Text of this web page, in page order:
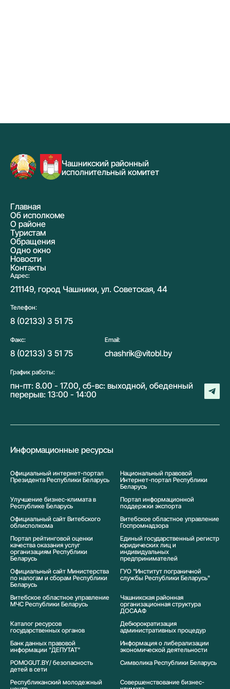
Чашникский районный
исполнительный комитет
Главная
Об исполкоме
О районе
Туристам
Обращения
Одно окно
Новости
Контакты
Адрес:
211149, город Чашники, ул. Советская, 44
Телефон:
8 (02133) 3 51 75
Факс:
8 (02133) 3 51 75
Email:
chashrik@vitobl.by
График работы:
пн-пт: 8.00 - 17.00, сб-вс: выходной, обеденный
перерыв: 13:00 - 14:00
Информационные ресурсы
Официальный интернет-портал
Президента Республики Беларусь
Национальный правовой
Интернет-портал Республики
Беларусь
Улучшение бизнес-климата в
Республике Беларусь
Портал информационной
поддержки экспорта
Официальный сайт Витебского
облисполкома
Витебское областное управление
Госпромнадзора
Портал рейтинговой оценки
качества оказания услуг
организациям Республики
Беларусь
Единый государственный регистр
юридических лиц и
индивидуальных
предпринимателей
Официальный сайт Министерства
по налогам и сборам Республики
Беларусь
ГУО "Институт пограничной
службы Республики Беларусь"
Витебское областное управление
МЧС Республики Беларусь
Чашникская районная
организационная структура
ДОСААФ
Каталог ресурсов
государственных органов
Дебюрократизация
административных процедур
Банк данных правовой
информации "ДЕПУТАТ"
Информация о либерализации
экономической деятельности
POMOGUT.BY/ безопасность
детей в сети
Символика Реcпублики Беларусь
Республиканский молодежный
Совершенствование бизнес-